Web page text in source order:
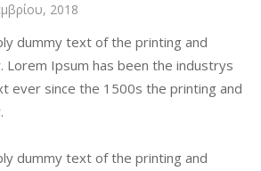
2018
dummy text of the printing and
Ipsum has been the industrys
ever since the 1500s the printing and
dummy text of the printing and